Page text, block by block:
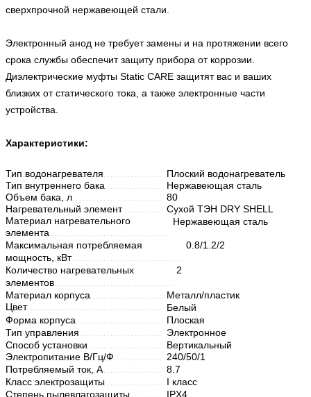
сверхпрочной нержавеющей стали.
Электронный анод не требует замены и на протяжении всего
срока службы обеспечит защиту прибора от коррозии.
Диэлектрические муфты Static CARE защитят вас и ваших
близких от статического тока, а также электронные части
устройства.
Характеристики:
Тип водонагревателя
Плоский водонагреватель
Тип внутреннего бака
Нержавеющая сталь
Объем бака, л
80
Нагревательный элемент
Сухой ТЭН DRY SHELL
Материал нагревательного
элемента
Нержавеющая сталь
Максимальная потребляемая
мощность, кВт
0.8/1.2/2
Количество нагревательных
элементов
2
Материал корпуса
Металл/пластик
Цвет
Белый
Форма корпуса
Плоская
Тип управления
Электронное
Способ установки
Вертикальный
Электропитание В/Гц/Ф
240/50/1
Потребляемый ток, А
8.7
Класс электрозащиты
I класс
Степень пылевлагозащиты
IPX4